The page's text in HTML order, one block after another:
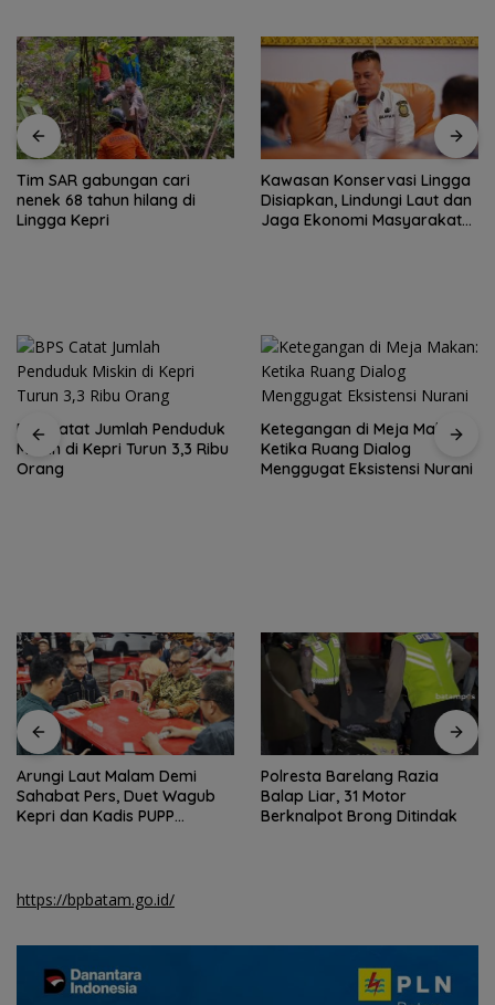
Kawasan Konservasi Lingga
Disiapkan, Lindungi Laut dan
Jaga Ekonomi Masyarakat
Cuaca Ekstrem Lingga
Mengancam, Polisi Ingatkan
Nelayan Utamakan
Ketegangan di Meja Makan:
Ketika Ruang Dialog
Menggugat Eksistensi Nurani
Rutan Tanjungpinang
Polresta Barelang Razia
Balap Liar, 31 Motor
Berknalpot Brong Ditindak
BP Batam Antisipasi Dampak
Minim Hujan, Pasokan Air
Bersih Batam Dioptimalkan
https://bpbatam.go.id/